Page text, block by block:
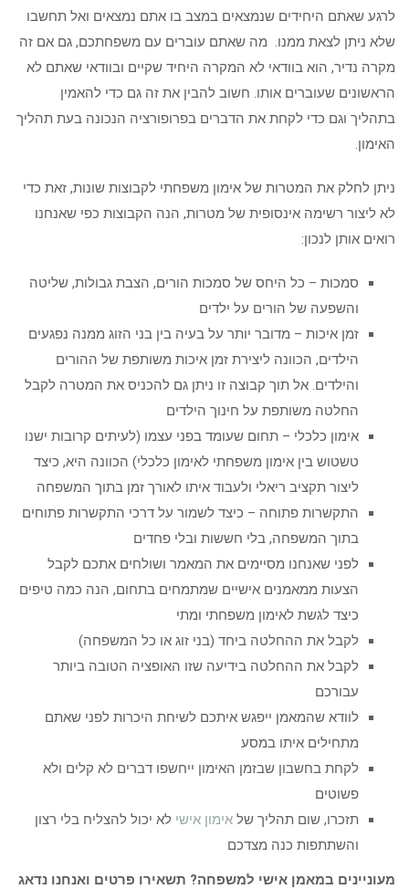
לרגע שאתם היחידים שנמצאים במצב בו אתם נמצאים ואל תחשבו
שלא ניתן לצאת ממנו. מה שאתם עוברים עם משפחתכם, גם אם זה
מקרה נדיר, הוא בוודאי לא המקרה היחיד שקיים ובוודאי שאתם לא
הראשונים שעוברים אותו. חשוב להבין את זה גם כדי להאמין
בתהליך וגם כדי לקחת את הדברים בפרופורציה הנכונה בעת תהליך
האימון.
ניתן לחלק את המטרות של אימון משפחתי לקבוצות שונות, זאת כדי
לא ליצור רשימה אינסופית של מטרות, הנה הקבוצות כפי שאנחנו
רואים אותן לנכון:
סמכות – כל היחס של סמכות הורים, הצבת גבולות, שליטה
והשפעה של הורים על ילדים
זמן איכות – מדובר יותר על בעיה בין בני הזוג ממנה נפגעים
הילדים, הכוונה ליצירת זמן איכות משותפת של ההורים
והילדים. אל תוך קבוצה זו ניתן גם להכניס את המטרה לקבל
החלטה משותפת על חינוך הילדים
אימון כלכלי – תחום שעומד בפני עצמו (לעיתים קרובות ישנו
טשטוש בין אימון משפחתי לאימון כלכלי) הכוונה היא, כיצד
ליצור תקציב ריאלי ולעבוד איתו לאורך זמן בתוך המשפחה
התקשרות פתוחה – כיצד לשמור על דרכי התקשרות פתוחים
בתוך המשפחה, בלי חששות ובלי פחדים
לפני שאנחנו מסיימים את המאמר ושולחים אתכם לקבל
הצעות ממאמנים אישיים שמתמחים בתחום, הנה כמה טיפים
כיצד לגשת לאימון משפחתי ומתי
לקבל את ההחלטה ביחד (בני זוג או כל המשפחה)
לקבל את ההחלטה בידיעה שזו האופציה הטובה ביותר
עבורכם
לוודא שהמאמן ייפגש איתכם לשיחת היכרות לפני שאתם
מתחילים איתו במסע
לקחת בחשבון שבזמן האימון ייחשפו דברים לא קלים ולא
פשוטים
תזכרו, שום תהליך של אימון אישי לא יכול להצליח בלי רצון
והשתתפות כנה מצדכם
מעוניינים במאמן אישי למשפחה? תשאירו פרטים ואנחנו נדאג